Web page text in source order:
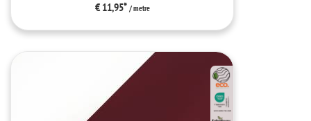
€ 11,95* / metre